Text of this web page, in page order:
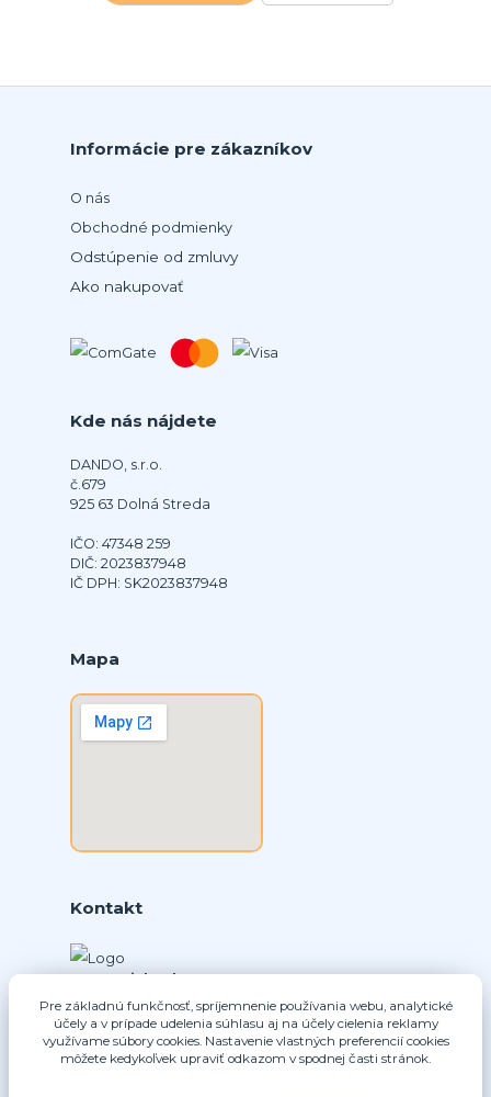
Informácie pre zákazníkov
O nás
Obchodné podmienky
Odstúpenie od zmluvy
Ako nakupovať
Kde nás nájdete
DANDO, s.r.o.
č.679
925 63 Dolná Streda
IČO: 47348 259
DIČ: 2023837948
IČ DPH: SK2023837948
Mapa
Kontakt
Ing. Daniel Doboš
+421 902331936
(Po-Pia, 8-16 hod.)
info@nice-pohony.sk
Pre základnú funkčnosť, spríjemnenie používania webu, analytické
účely a v prípade udelenia súhlasu aj na účely cielenia reklamy
využívame súbory cookies. Nastavenie vlastných preferencií cookies
môžete kedykoľvek upraviť odkazom v spodnej časti stránok.